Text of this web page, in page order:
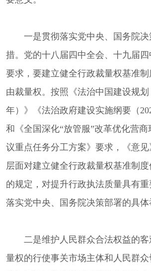
一是贯彻落实党中央、国务院
措。党的十八届四中全会、十九届
要求，要建立健全行政裁量权基准
由裁量权。按照《法治中国建设规
年）》《法治政府建设实施纲要（
和《全国深化“放管服”改革优化营
议重点任务分工方案》要求，《意
层面对建立健全行政裁量权基准制
的规定，对提升行政执法质量具有
落实党中央、国务院决策部署的具体
二是维护人民群众合法权益的
量权的行使事关市场主体和人民群